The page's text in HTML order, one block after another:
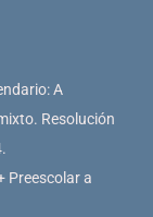
A
Resolución
Preescolar a